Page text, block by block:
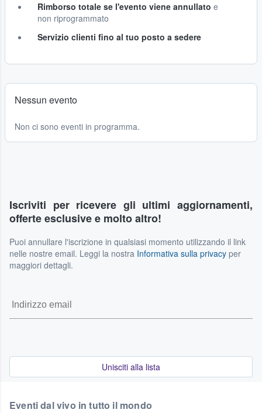
Rimborso totale se l'evento viene annullato e
non riprogrammato
Servizio clienti fino al tuo posto a sedere
Nessun evento
Non ci sono eventi in programma.
Iscriviti per ricevere gli ultimi aggiornamenti,
offerte esclusive e molto altro!
Puoi annullare l'iscrizione in qualsiasi momento utilizzando il link
nelle nostre email. Leggi la nostra Informativa sulla privacy per
maggiori dettagli.
Unisciti alla lista
Eventi dal vivo in tutto il mondo